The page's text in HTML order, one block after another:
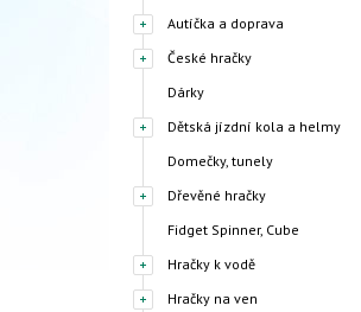
Autíčka a doprava
České hračky
Dárky
Dětská jízdní kola a helmy
Domečky, tunely
Dřevěné hračky
Fidget Spinner, Cube
Hračky k vodě
Hračky na ven